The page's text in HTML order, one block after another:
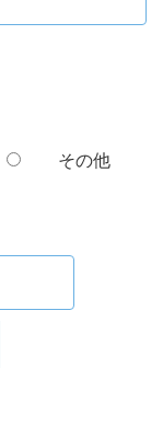
その他